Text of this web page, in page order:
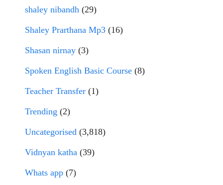
shaley nibandh (29)
Shaley Prarthana Mp3 (16)
Shasan nirnay (3)
Spoken English Basic Course (8)
Teacher Transfer (1)
Trending (2)
Uncategorised (3,818)
Vidnyan katha (39)
Whats app (7)